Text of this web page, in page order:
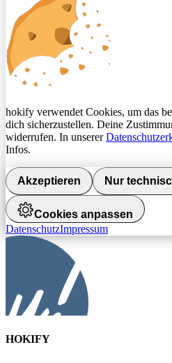
hokify verwendet Cookies, um das
dich sicherzustellen. Deine
widerrufen. In unserer
Infos.
Akzeptieren Nur
Cookies anpassen
DatenschutzImpressum
HOKIFY